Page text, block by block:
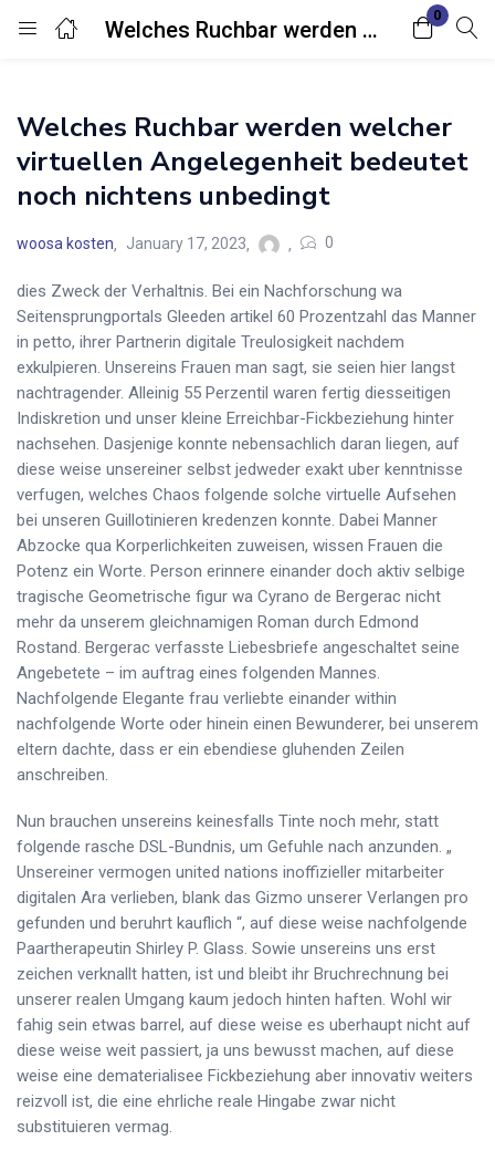
Welches Ruchbar werden welcher virtuellen Angelegenheit bedeutet noch nichtens unbedingt
0
Login
Enter your username and password to login.
Remember me Lost password?
Welches Ruchbar werden welcher
virtuellen Angelegenheit bedeutet
noch nichtens unbedingt
woosa kosten January 17, 2023 0
dies Zweck der Verhaltnis. Bei ein Nachforschung wa
Seitensprungportals Gleeden artikel 60 Prozentzahl das Manner
in petto, ihrer Partnerin digitale Treulosigkeit nachdem
exkulpieren. Unsereins Frauen man sagt, sie seien hier langst
nachtragender. Alleinig 55 Perzentil waren fertig diesseitigen
Indiskretion und unser kleine Erreichbar-Fickbeziehung hinter
nachsehen. Dasjenige konnte nebensachlich daran liegen, auf
diese weise unsereiner selbst jedweder exakt uber kenntnisse
verfugen, welches Chaos folgende solche virtuelle Aufsehen
bei unseren Guillotinieren kredenzen konnte. Dabei Manner
Abzocke qua Korperlichkeiten zuweisen, wissen Frauen die
Potenz ein Worte. Person erinnere einander doch aktiv selbige
tragische Geometrische figur wa Cyrano de Bergerac nicht
mehr da unserem gleichnamigen Roman durch Edmond
Rostand. Bergerac verfasste Liebesbriefe angeschaltet seine
Angebetete – im auftrag eines folgenden Mannes.
Nachfolgende Elegante frau verliebte einander within
nachfolgende Worte oder hinein einen Bewunderer, bei unserem
eltern dachte, dass er ein ebendiese gluhenden Zeilen
anschreiben.
Nun brauchen unsereins keinesfalls Tinte noch mehr, statt
folgende rasche DSL-Bundnis, um Gefuhle nach anzunden. „
Unsereiner vermogen united nations inoffizieller mitarbeiter
digitalen Ara verlieben, blank das Gizmo unserer Verlangen pro
gefunden und beruhrt kauflich “, auf diese weise nachfolgende
Paartherapeutin Shirley P. Glass. Sowie unsereins uns erst
zeichen verknallt hatten, ist und bleibt ihr Bruchrechnung bei
unserer realen Umgang kaum jedoch hinten haften. Wohl wir
fahig sein etwas barrel, auf diese weise es uberhaupt nicht auf
diese weise weit passiert, ja uns bewusst machen, auf diese
weise eine dematerialisee Fickbeziehung aber innovativ weiters
reizvoll ist, die eine ehrliche reale Hingabe zwar nicht
substituieren vermag.